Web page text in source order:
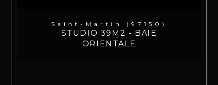
Saint-Martin (97150)
STUDIO 39M2 - BAIE
ORIENTALE